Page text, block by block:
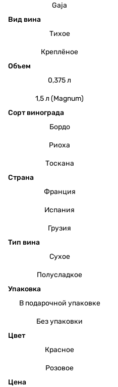
Gaja
Вид вина
Тихое
Креплёное
Объем
0,375 л
1,5 л (Magnum)
Сорт винограда
Бордо
Риоха
Тоскана
Страна
Франция
Испания
Грузия
Тип вина
Сухое
Полусладкое
Упаковка
В подарочной упаковке
Без упаковки
Цвет
Красное
Розовое
Цена